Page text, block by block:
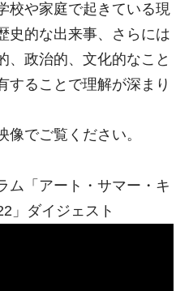
校や家庭で起きている現
史的な出来事、さらには
、政治的、文化的なこと
することで理解が深まり
でご覧ください。
ム「アート・サマー・キ
」ダイジェスト